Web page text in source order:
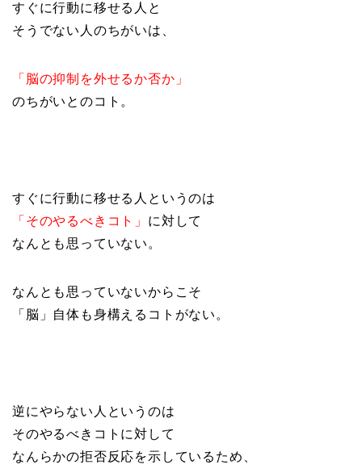
すぐに行動に移せる人と
そうでない人のちがいは、
「脳の抑制を外せるか否か」
のちがいとのコト。
すぐに行動に移せる人というのは
「そのやるべきコト」 に対して
なんとも思っていない。
なんとも思っていないからこそ
「脳」自体も身構えるコトがない。
逆にやらない人というのは
そのやるべきコトに対して
なんらかの拒否反応を示しているため、